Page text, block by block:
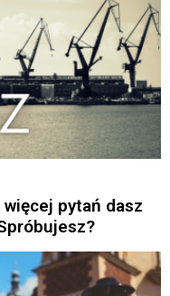
pytań dasz